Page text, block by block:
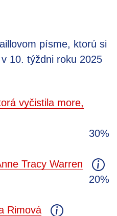
písme, ktorú si
10. týždni roku 2025
vyčistila more,
30%
Tracy Warren
20%
Rimová